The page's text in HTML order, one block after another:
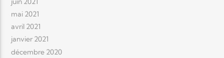
mai 2021
avril 2021
janvier 2021
décembre 2020